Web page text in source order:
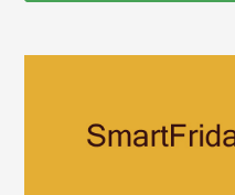
Digital-Прорыв RUWARD
компаний-заказчиков